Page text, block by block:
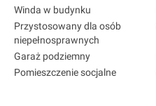
Winda w budynku
Przystosowany dla osób
niepełnosprawnych
Garaż podziemny
Pomieszczenie socjalne